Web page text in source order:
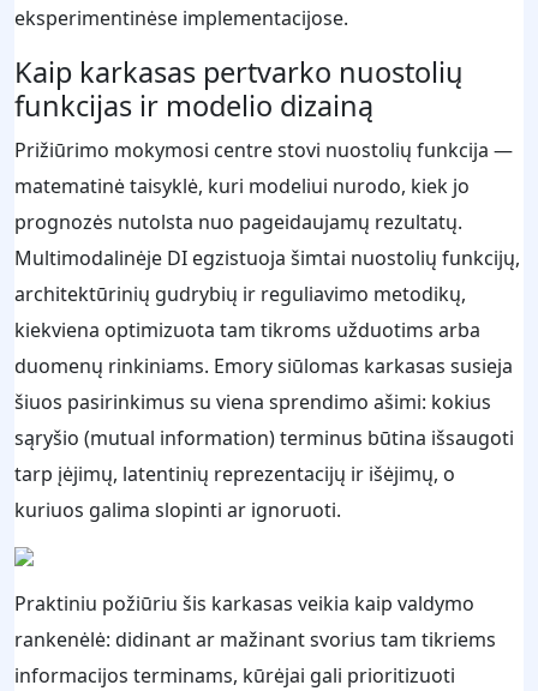
eksperimentinėse implementacijose.
Kaip karkasas pertvarko nuostolių
funkcijas ir modelio dizainą
Prižiūrimo mokymosi centre stovi nuostolių funkcija —
matematinė taisyklė, kuri modeliui nurodo, kiek jo
prognozės nutolsta nuo pageidaujamų rezultatų.
Multimodalinėje DI egzistuoja šimtai nuostolių funkcijų,
architektūrinių gudrybių ir reguliavimo metodikų,
kiekviena optimizuota tam tikroms užduotims arba
duomenų rinkiniams. Emory siūlomas karkasas susieja
šiuos pasirinkimus su viena sprendimo ašimi: kokius
sąryšio (mutual information) terminus būtina išsaugoti
tarp įėjimų, latentinių reprezentacijų ir išėjimų, o
kuriuos galima slopinti ar ignoruoti.
Praktiniu požiūriu šis karkasas veikia kaip valdymo
rankenėlė: didinant ar mažinant svorius tam tikriems
informacijos terminams, kūrėjai gali prioritizuoti